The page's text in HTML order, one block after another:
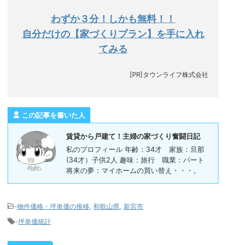
わずか３分！しかも無料！！
自分だけの【家づくりプラン】を手に入れ
てみる
[PR]タウンライフ株式会社
この記事を書いた人
賃貸から戸建て！主婦の家づくり奮闘日記
私のプロフィール 年齢：34才 家族：旦那
(34才）子供2人 趣味：旅行 職業：パート
将来の夢：マイホームの買い替え・・・。
-物件価格・坪単価の推移, 和歌山県, 新宮市
-坪単価統計